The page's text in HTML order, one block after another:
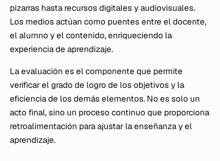
pizarras hasta recursos digitales y audiovisuales.
Los medios actúan como puentes entre el docente,
el alumno y el contenido, enriqueciendo la
experiencia de aprendizaje.
La evaluación es el componente que permite
verificar el grado de logro de los objetivos y la
eficiencia de los demás elementos. No es solo un
acto final, sino un proceso continuo que proporciona
retroalimentación para ajustar la enseñanza y el
aprendizaje.